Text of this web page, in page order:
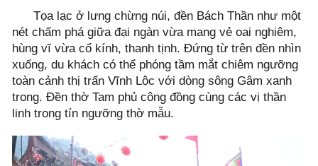
Tọa lạc ở lưng chừng núi, đền Bách Thần như một
nét chấm phá giữa đại ngàn vừa mang vẻ oai nghiêm,
hùng vĩ vừa cổ kính, thanh tịnh. Đứng từ trên đền nhìn
xuống, du khách có thể phóng tầm mắt chiêm ngưỡng
toàn cảnh thị trấn Vĩnh Lộc với dòng sông Gâm xanh
trong. Đền thờ Tam phủ công đồng cùng các vị thần
linh trong tín ngưỡng thờ mẫu.